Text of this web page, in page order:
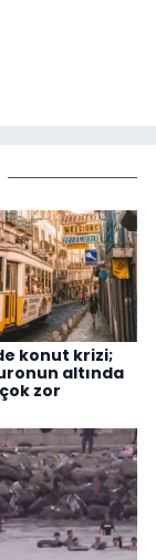
konut krizi;
altında
zor